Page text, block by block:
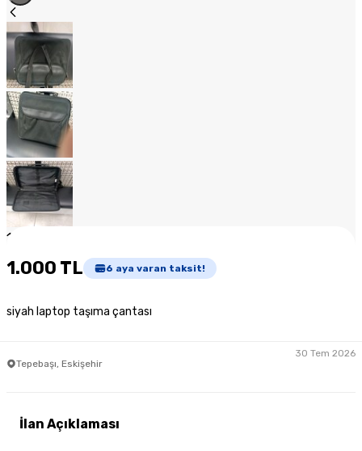
1
1.000 TL 6 aya varan taksit!
siyah laptop taşıma çantası
Tepebaşı, Eskişehir
30 Tem 2026
İlan Açıklaması